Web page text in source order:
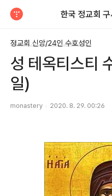
한국 정교회
정교회 신앙/24인 수호성인
성 테옥티스티
일)
monastery 2020. 8. 29. 00:26